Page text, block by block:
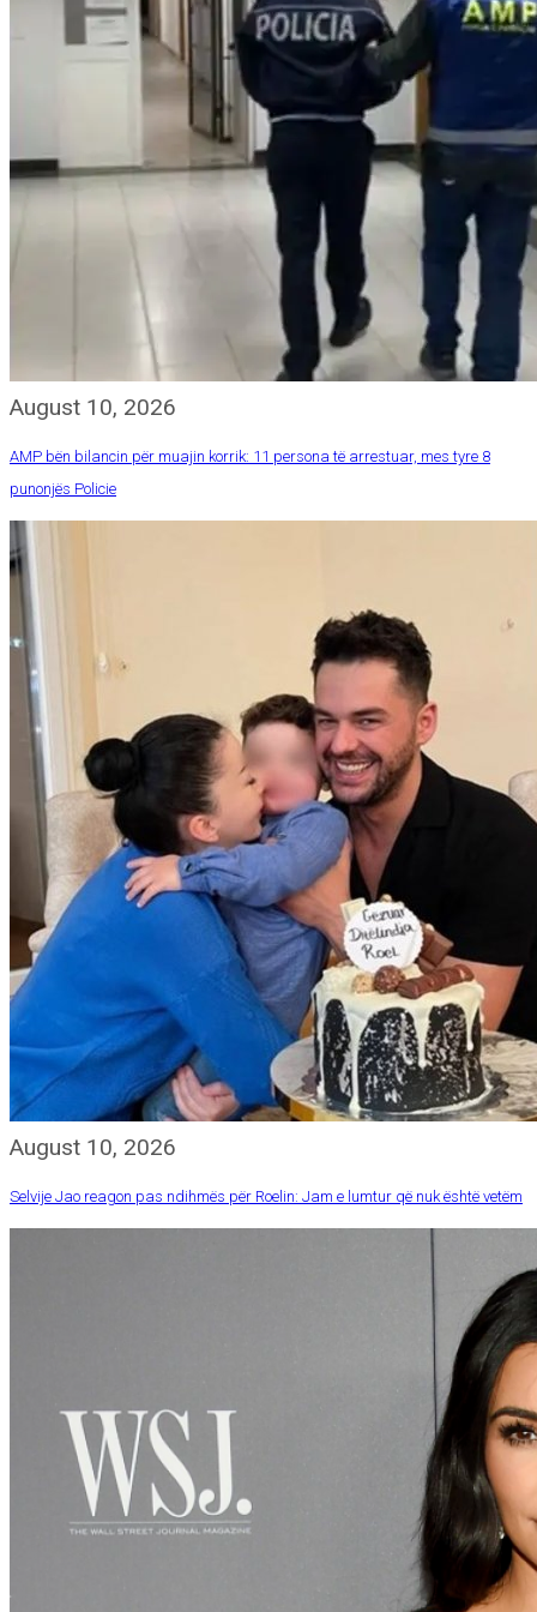
August 10, 2026
AMP bën bilancin për muajin korrik: 11 persona të arrestuar, mes tyre 8
punonjës Policie
August 10, 2026
Selvije Jao reagon pas ndihmës për Roelin: Jam e lumtur që nuk është vetëm